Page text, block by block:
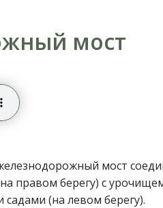
мост
мост
правом берегу) с
садами (на левом берегу).